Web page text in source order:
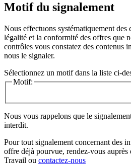
Motif du signalement
Nous effectuons systématiquement
légalité et la conformité des offres que
contrôles vous constatez des contenus
nous le signaler.
Sélectionnez un motif dans la liste ci-
Motif:
Nous vous rappelons que le
interdit.
Pour tout signalement concernant des
offre déjà pourvue, rendez-vous
Travail ou contactez-nous